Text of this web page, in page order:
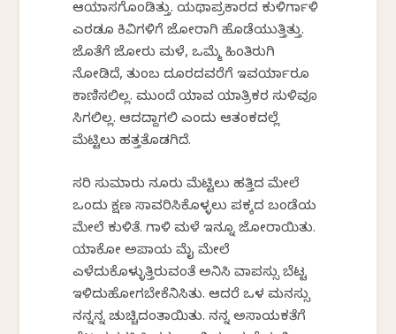
ಆಯಾಸಗೊಂಡಿತ್ತು. ಯಥಾಪ್ರಕಾರದ ಕುಳಿರ್ಗಾಳಿ
ಎರಡೂ ಕಿವಿಗಳಿಗೆ ಜೋರಾಗಿ ಹೊಡೆಯುತ್ತಿತ್ತು.
ಜೊತೆಗೆ ಜೋರು ಮಳೆ, ಒಮ್ಮೆ ಹಿಂತಿರುಗಿ
ನೋಡಿದೆ, ತುಂಬ ದೂರದವರೆಗೆ ಇವರ್ಯಾರೂ
ಕಾಣಿಸಲಿಲ್ಲ. ಮುಂದೆ ಯಾವ ಯಾತ್ರಿಕರ ಸುಳಿವೂ
ಸಿಗಲಿಲ್ಲ. ಆದದ್ದಾಗಲಿ ಎಂದು ಆತಂಕದಲ್ಲೆ
ಮೆಟ್ಟಿಲು ಹತ್ತತೊಡಗಿದೆ.
ಸರಿ ಸುಮಾರು ನೂರು ಮೆಟ್ಟಿಲು ಹತ್ತಿದ ಮೇಲೆ
ಒಂದು ಕ್ಷಣ ಸಾವರಿಸಿಕೊಳ್ಳಲು ಪಕ್ಕದ ಬಂಡೆಯ
ಮೇಲೆ ಕುಳಿತೆ. ಗಾಳಿ ಮಳೆ ಇನ್ನೂ ಜೋರಾಯಿತು.
ಯಾಕೋ ಅಪಾಯ ಮೈ ಮೇಲೆ
ಎಳೆದುಕೊಳ್ಳುತ್ತಿರುವಂತೆ ಅನಿಸಿ ವಾಪಸ್ಸು ಬೆಟ್ಟ
ಇಳಿದುಹೋಗಬೇಕೆನಿಸಿತು. ಆದರೆ ಒಳ ಮನಸ್ಸು
ನನ್ನನ್ನ ಚುಚ್ಚಿದಂತಾಯಿತು. ನನ್ನ ಅಸಾಯಕತೆಗೆ